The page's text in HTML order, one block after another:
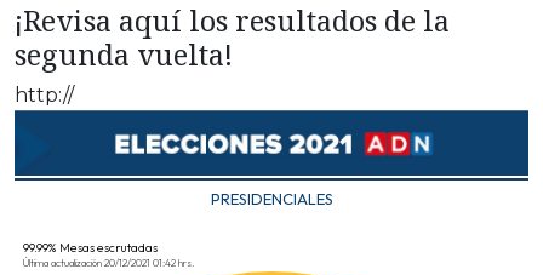
¡Revisa aquí los resultados de la
segunda vuelta!
http://